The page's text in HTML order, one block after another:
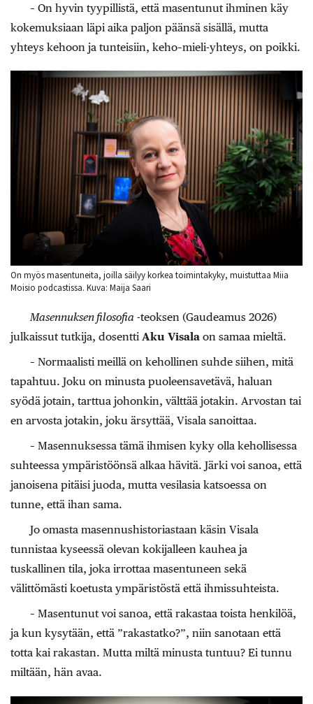
– On hyvin tyypillistä, että masentunut ihminen käy
kokemuksiaan läpi aika paljon päänsä sisällä, mutta
yhteys kehoon ja tunteisiin, keho–mieli-yhteys, on poikki.
On myös masentuneita, joilla säilyy korkea toimintakyky, muistuttaa Miia
Moisio podcastissa. Kuva: Maija Saari
Masennuksen filosofia -teoksen (Gaudeamus 2026)
julkaissut tutkija, dosentti Aku Visala on samaa mieltä.
– Normaalisti meillä on kehollinen suhde siihen, mitä
tapahtuu. Joku on minusta puoleensavetävä, haluan
syödä jotain, tarttua johonkin, välttää jotakin. Arvostan tai
en arvosta jotakin, joku ärsyttää, Visala sanoittaa.
– Masennuksessa tämä ihmisen kyky olla kehollisessa
suhteessa ympäristöönsä alkaa hävitä. Järki voi sanoa, että
janoisena pitäisi juoda, mutta vesilasia katsoessa on
tunne, että ihan sama.
Jo omasta masennushistoriastaan käsin Visala
tunnistaa kyseessä olevan kokijalleen kauhea ja
tuskallinen tila, joka irrottaa masentuneen sekä
välittömästi koetusta ympäristöstä että ihmissuhteista.
– Masentunut voi sanoa, että rakastaa toista henkilöä,
ja kun kysytään, että ”rakastatko?”, niin sanotaan että
totta kai rakastan. Mutta miltä minusta tuntuu? Ei tunnu
miltään, hän avaa.